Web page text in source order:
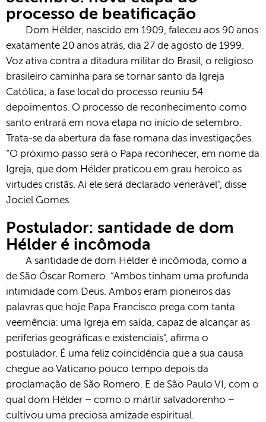
processo de beatificação
Dom Hélder, nascido em 1909, faleceu aos 90 anos
exatamente 20 anos atrás, dia 27 de agosto de 1999.
Voz ativa contra a ditadura militar do Brasil, o religioso
brasileiro caminha para se tornar santo da Igreja
Católica; a fase local do processo reuniu 54
depoimentos. O processo de reconhecimento como
santo entrará em nova etapa no início de setembro.
Trata-se da abertura da fase romana das investigações.
“O próximo passo será o Papa reconhecer, em nome da
Igreja, que dom Hélder praticou em grau heroico as
virtudes cristãs. Aí ele será declarado venerável”, disse
Jociel Gomes.
Postulador: santidade de dom
Hélder é incômoda
A santidade de dom Hélder é incômoda, como a
de São Óscar Romero. “Ambos tinham uma profunda
intimidade com Deus. Ambos eram pioneiros das
palavras que hoje Papa Francisco prega com tanta
veemência: uma Igreja em saída, capaz de alcançar as
periferias geográficas e existenciais”, afirma o
postulador. É uma feliz coincidência que a sua causa
chegue ao Vaticano pouco tempo depois da
proclamação de São Romero. E de São Paulo VI, com o
qual dom Hélder – como o mártir salvadorenho –
cultivou uma preciosa amizade espiritual.